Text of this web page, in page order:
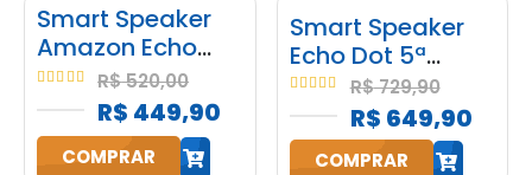
Smart Speaker
Amazon Echo
Pop Alexa
Original Preta
Bluetooth
R$520,00
R$ 449,90
COMPRAR
Smart Speaker
Echo Dot 5ª
Geração
Amazon com
Alexa Preta
R$729,90
R$ 649,90
COMPRAR